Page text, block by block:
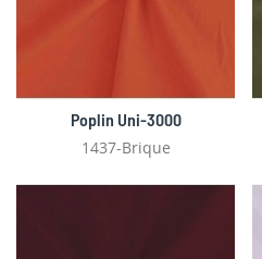
Poplin Uni-3000
1437-Brique